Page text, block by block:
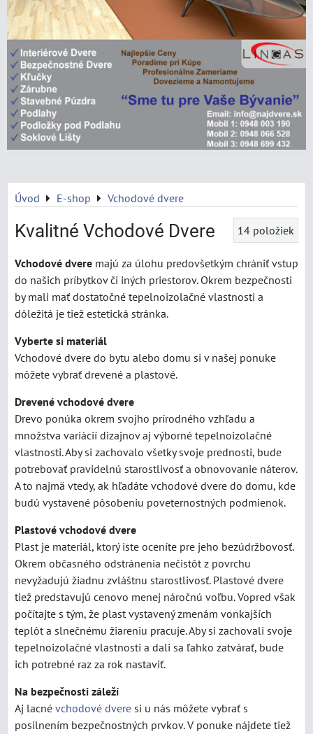
Úvod E-shop Vchodové dvere
Kvalitné Vchodové Dvere 14 položiek
Vchodové dvere majú za úlohu predovšetkým chrániť vstup
do našich príbytkov či iných priestorov. Okrem bezpečnosti
by mali mať dostatočné tepelnoizolačné vlastnosti a
dôležitá je tiež estetická stránka.
Vyberte si materiál
Vchodové dvere do bytu alebo domu si v našej ponuke
môžete vybrať drevené a plastové.
Drevené vchodové dvere
Drevo ponúka okrem svojho prírodného vzhľadu a
množstva variácií dizajnov aj výborné tepelnoizolačné
vlastnosti. Aby si zachovalo všetky svoje prednosti, bude
potrebovať pravidelnú starostlivosť a obnovovanie náterov.
A to najmä vtedy, ak hľadáte vchodové dvere do domu, kde
budú vystavené pôsobeniu poveternostných podmienok.
Plastové vchodové dvere
Plast je materiál, ktorý iste oceníte pre jeho bezúdržbovosť.
Okrem občasného odstránenia nečistôt z povrchu
nevyžadujú žiadnu zvláštnu starostlivosť. Plastové dvere
tiež predstavujú cenovo menej náročnú voľbu. Vopred však
počítajte s tým, že plast vystavený zmenám vonkajších
teplôt a slnečnému žiareniu pracuje. Aby si zachovali svoje
tepelnoizolačné vlastnosti a dali sa ľahko zatvárať, bude
ich potrebné raz za rok nastaviť.
Na bezpečnosti záleží
Aj lacné vchodové dvere si u nás môžete vybrať s
posilnením bezpečnostných prvkov. V ponuke nájdete tiež